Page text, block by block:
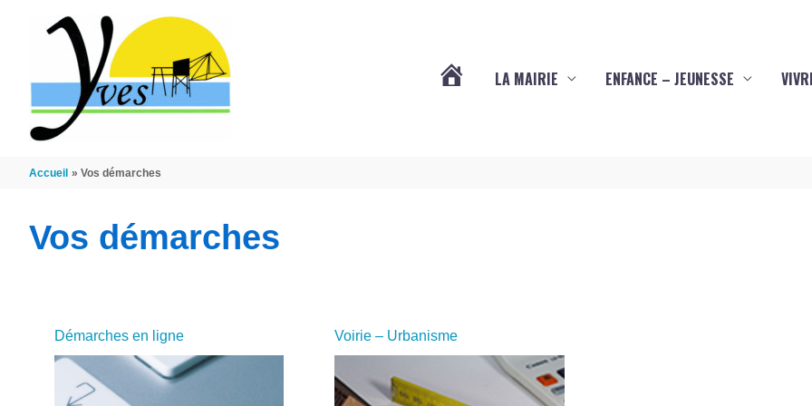
(17340)
LA MAIRIE ENFANCE – JEUNESSE
Accueil Vos démarches
Vos démarches
Démarches en ligne Voirie – Urbanisme